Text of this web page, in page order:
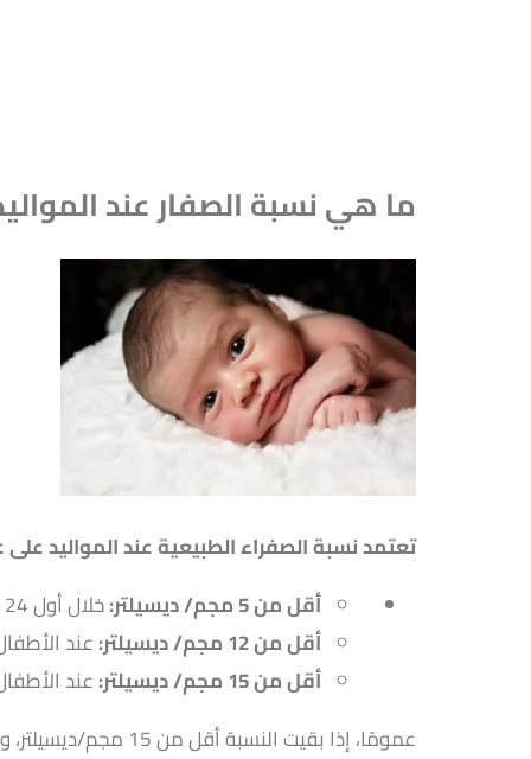
ما هي نسبة الصفار عند
تعتمد نسبة الصفراء الطبيعية عند المواليد
أقل من 5 مجم/ ديسيلتر:
خلال أول 24 ساعة من عمر الطفل.
أقل من 12 مجم/ ديسيلتر:
عند الأطفال
أقل من 15 مجم/ ديسيلتر:
عند الأطفال
عمومًا، إذا بقيت النسبة أقل من 15 مجم/ديسيلتر، ولم تظهر أعراض أخرى مقلقة، فإن الصفار يكون طبيعيًا، ويزول تدريجيًا خلال أسبوع إلى أسبوعين.